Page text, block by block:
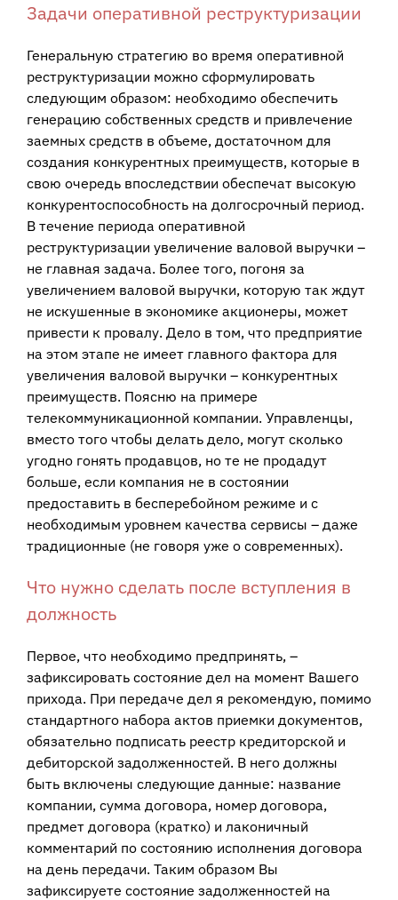
Задачи оперативной реструктуризации
Генеральную стратегию во время оперативной
реструктуризации можно сформулировать
следующим образом: необходимо обеспечить
генерацию собственных средств и привлечение
заемных средств в объеме, достаточном для
создания конкурентных преимуществ, которые в
свою очередь впоследствии обеспечат высокую
конкурентоспособность на долгосрочный период.
В течение периода оперативной
реструктуризации увеличение валовой выручки –
не главная задача. Более того, погоня за
увеличением валовой выручки, которую так ждут
не искушенные в экономике акционеры, может
привести к провалу. Дело в том, что предприятие
на этом этапе не имеет главного фактора для
увеличения валовой выручки – конкурентных
преимуществ. Поясню на примере
телекоммуникационной компании. Управленцы,
вместо того чтобы делать дело, могут сколько
угодно гонять продавцов, но те не продадут
больше, если компания не в состоянии
предоставить в бесперебойном режиме и с
необходимым уровнем качества сервисы – даже
традиционные (не говоря уже о современных).
Что нужно сделать после вступления в
должность
Первое, что необходимо предпринять, –
зафиксировать состояние дел на момент Вашего
прихода. При передаче дел я рекомендую, помимо
стандартного набора актов приемки документов,
обязательно подписать реестр кредиторской и
дебиторской задолженностей. В него должны
быть включены следующие данные: название
компании, сумма договора, номер договора,
предмет договора (кратко) и лаконичный
комментарий по состоянию исполнения договора
на день передачи. Таким образом Вы
зафиксируете состояние задолженностей на